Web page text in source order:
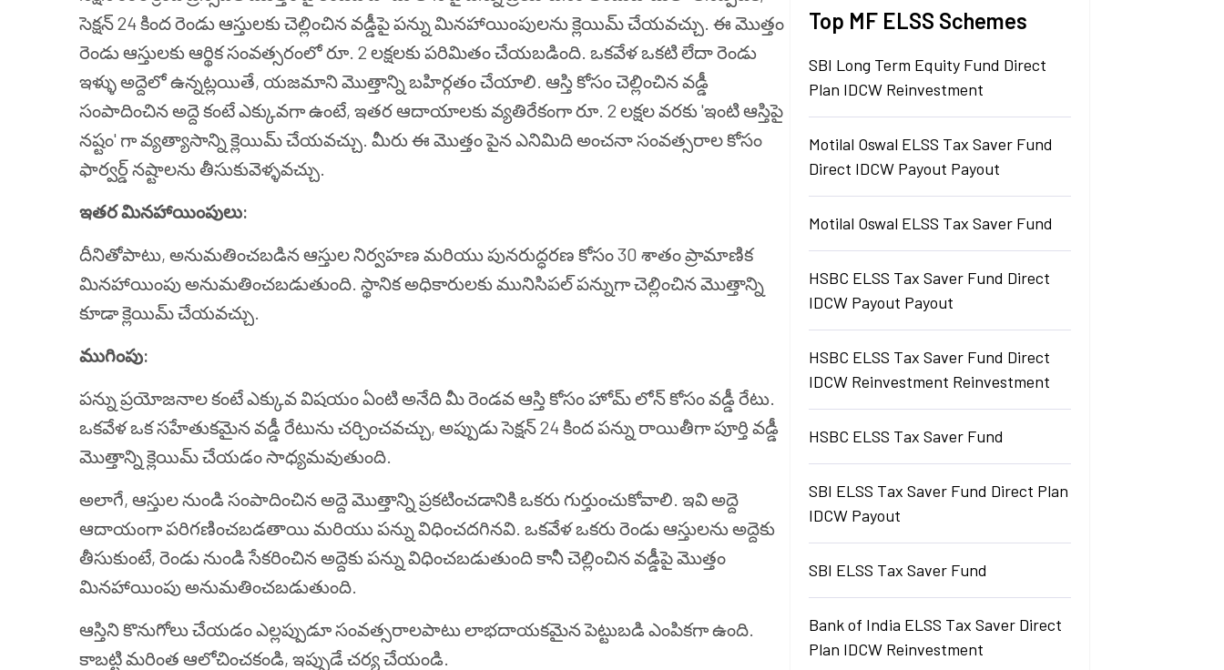
సెక్షన్ 24 కింద రెండు ఆస్తులకు చెల్లించిన వడ్డీపై పన్ను మినహాయింపులను క్లెయిమ్ చేయవచ్చు. ఈ మొత్తం
రెండు ఆస్తులకు ఆర్థిక సంవత్సరంలో రూ. 2 లక్షలకు పరిమితం చేయబడింది. ఒకవేళ ఒకటి లేదా రెండు
ఇళ్ళు అద్దెలో ఉన్నట్లయితే, యజమాని మొత్తాన్ని బహిర్గతం చేయాలి. ఆస్తి కోసం చెల్లించిన వడ్డీ
సంపాదించిన అద్దె కంటే ఎక్కువగా ఉంటే, ఇతర ఆదాయాలకు వ్యతిరేకంగా రూ. 2 లక్షల వరకు 'ఇంటి ఆస్తిపై
నష్టం' గా వ్యత్యాసాన్ని క్లెయిమ్ చేయవచ్చు. మీరు ఈ మొత్తం పైన ఎనిమిది అంచనా సంవత్సరాల కోసం
ఫార్వర్డ్ నష్టాలను తీసుకువెళ్ళవచ్చు.
ఇతర మినహాయింపులు:
దీనితోపాటు, అనుమతించబడిన ఆస్తుల నిర్వహణ మరియు పునరుద్ధరణ కోసం 30 శాతం ప్రామాణిక
మినహాయింపు అనుమతించబడుతుంది. స్థానిక అధికారులకు మునిసిపల్ పన్నుగా చెల్లించిన మొత్తాన్ని
కూడా క్లెయిమ్ చేయవచ్చు.
ముగింపు:
పన్ను ప్రయోజనాల కంటే ఎక్కువ విషయం ఏంటి అనేది మీ రెండవ ఆస్తి కోసం హోమ్ లోన్ కోసం వడ్డీ రేటు.
ఒకవేళ ఒక సహేతుకమైన వడ్డీ రేటును చర్చించవచ్చు, అప్పుడు సెక్షన్ 24 కింద పన్ను రాయితీగా పూర్తి వడ్డీ
మొత్తాన్ని క్లెయిమ్ చేయడం సాధ్యమవుతుంది.
అలాగే, ఆస్తుల నుండి సంపాదించిన అద్దె మొత్తాన్ని ప్రకటించడానికి ఒకరు గుర్తుంచుకోవాలి. ఇవి అద్దె
ఆదాయంగా పరిగణించబడతాయి మరియు పన్ను విధించదగినవి. ఒకవేళ ఒకరు రెండు ఆస్తులను అద్దెకు
తీసుకుంటే, రెండు నుండి సేకరించిన అద్దెకు పన్ను విధించబడుతుంది కానీ చెల్లించిన వడ్డీపై మొత్తం
మినహాయింపు అనుమతించబడుతుంది.
ఆస్తిని కొనుగోలు చేయడం ఎల్లప్పుడూ సంవత్సరాలపాటు లాభదాయకమైన పెట్టుబడి ఎంపికగా ఉంది.
కాబట్టి మరింత ఆలోచించకండి, ఇప్పుడే చర్య చేయండి.
Top MF ELSS Schemes
SBI Long Term Equity Fund Direct
Plan IDCW Reinvestment
Motilal Oswal ELSS Tax Saver Fund
Direct IDCW Payout Payout
Motilal Oswal ELSS Tax Saver Fund
HSBC ELSS Tax Saver Fund Direct
IDCW Payout Payout
HSBC ELSS Tax Saver Fund Direct
IDCW Reinvestment Reinvestment
HSBC ELSS Tax Saver Fund
SBI ELSS Tax Saver Fund Direct Plan
IDCW Payout
SBI ELSS Tax Saver Fund
Bank of India ELSS Tax Saver Direct
Plan IDCW Reinvestment